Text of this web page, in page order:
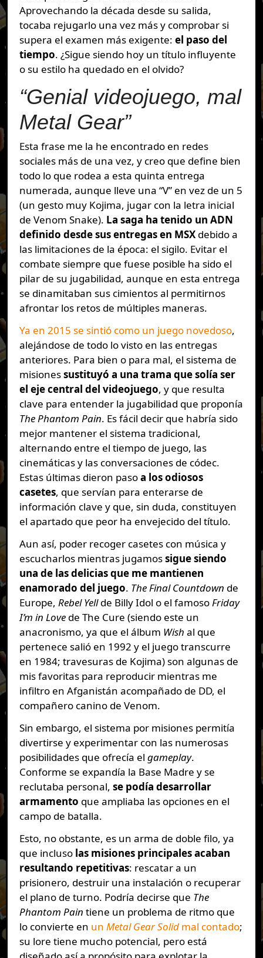
Aprovechando la década desde su salida,
tocaba rejugarlo una vez más y comprobar si
supera el examen más exigente: el paso del
tiempo. ¿Sigue siendo hoy un título influyente
o su estilo ha quedado en el olvido?
“Genial videojuego, mal
Metal Gear”
Esta frase me la he encontrado en redes
sociales más de una vez, y creo que define bien
todo lo que rodea a esta quinta entrega
numerada, aunque lleve una “V” en vez de un 5
(un gesto muy Kojima, jugar con la letra inicial
de Venom Snake). La saga ha tenido un ADN
definido desde sus entregas en MSXdebido a
las limitaciones de la época: el sigilo. Evitar el
combate siempre que fuese posible ha sido el
pilar de su jugabilidad, aunque en esta entrega
se dinamitaban sus cimientos al permitirnos
afrontar los retos de múltiples maneras.
Ya en 2015 se sintió como un juego novedoso,
alejándose de todo lo visto en las entregas
anteriores. Para bien o para mal, el sistema de
misionessustituyó a una trama que solía ser
el eje central del videojuego, y que resulta
clave para entender la jugabilidad que proponía
The Phantom Pain. Es fácil decir que habría sido
mejor mantener el sistema tradicional,
alternando entre el tiempo de juego, las
cinemáticas y las conversaciones de códec.
Estas últimas dieron pasoa los odiosos
casetes, que servían para enterarse de
información clave y que, sin duda, constituyen
el apartado que peor ha envejecido del título.
Aun así, poder recoger casetes con música y
escucharlos mientras jugamossigue siendo
una de las delicias que me mantienen
enamorado del juego. The Final Countdown de
Europe, Rebel Yellde Billy Idol o el famosoFriday
I’m in Lovede The Cure (siendo este un
anacronismo, ya que el álbum Wish al que
pertenece salió en 1992 y el juego transcurre
en 1984; travesuras de Kojima) son algunas de
mis favoritas para reproducir mientras me
infiltro en Afganistán acompañado de DD, el
compañero canino de Venom.
Sin embargo, el sistema por misiones permitía
divertirse y experimentar con las numerosas
posibilidades que ofrecía el gameplay.
Conforme se expandía la Base Madre y se
reclutaba personal, se podía desarrollar
armamento que ampliaba las opciones en el
campo de batalla.
Esto, no obstante, es un arma de doble filo, ya
que incluso las misiones principales acaban
resultando repetitivas: rescatar a un
prisionero, destruir una instalación o recuperar
el plano de turno. Podría decirse que The
Phantom Pain tiene un problema de ritmo que
lo convierte en un Metal Gear Solidmal contado;
su lore tiene mucho potencial, pero está